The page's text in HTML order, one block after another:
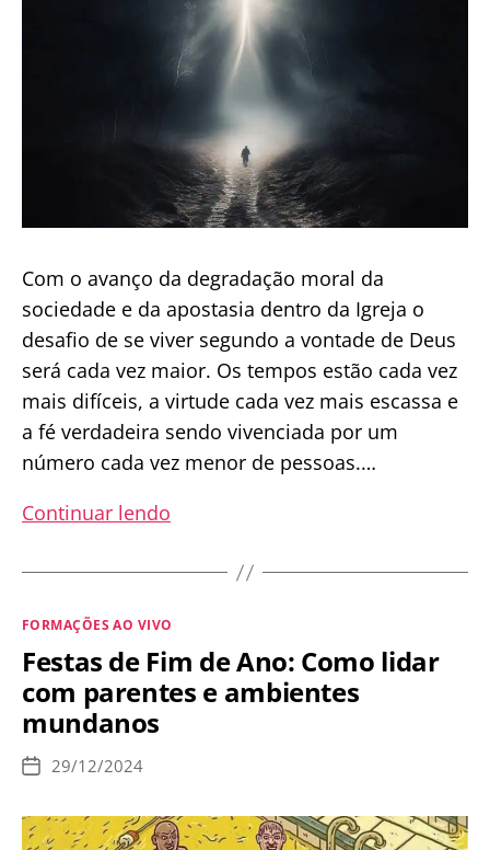
Com o avanço da degradação moral da
sociedade e da apostasia dentro da Igreja o
desafio de se viver segundo a vontade de Deus
será cada vez maior. Os tempos estão cada vez
mais difíceis, a virtude cada vez mais escassa e
a fé verdadeira sendo vivenciada por um
número cada vez menor de pessoas.…
Continuar lendo
Tempos
Nossa
Fé
será
Categorias
FORMAÇÕES AO VIVO
Festas de Fim de Ano: Como lidar
com parentes e ambientes
mundanos
Data
publicação
29/12/2024